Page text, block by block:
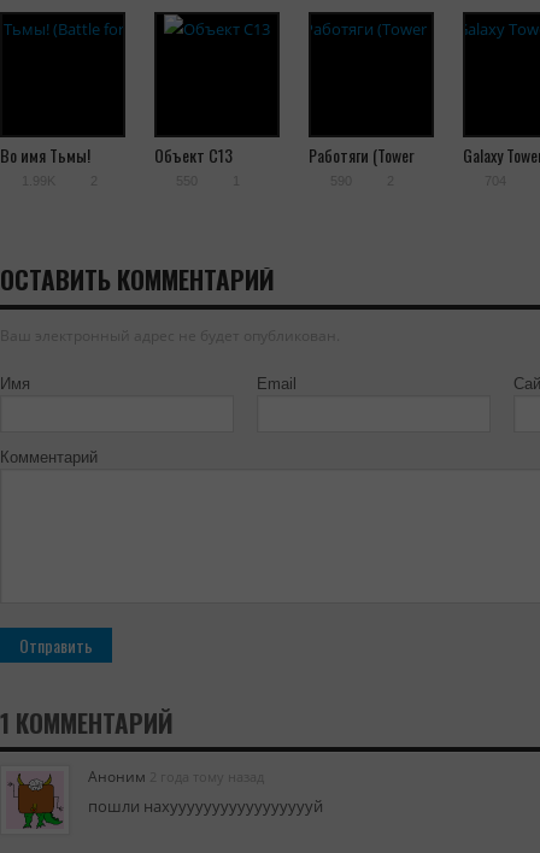
Во имя Тьмы!
(Battle for
1.99K
Объект С13
Работяги (Tower
Galaxy
Defense
ОСТАВИТЬ КОММЕНТАРИЙ
Ваш электронный адрес не будет опубликован.
Имя Email
Комментарий
1 КОММЕНТАРИЙ
Аноним 2 года тому назад
пошли нахуууууууууууууууууй